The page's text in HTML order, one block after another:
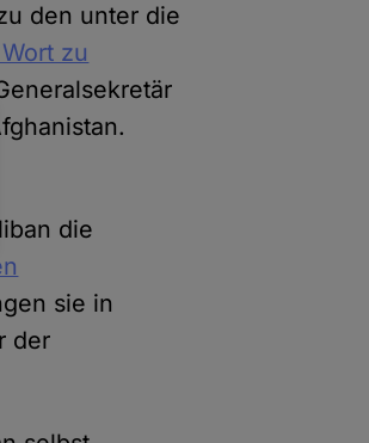
den unter die
zu
die
sie in
der